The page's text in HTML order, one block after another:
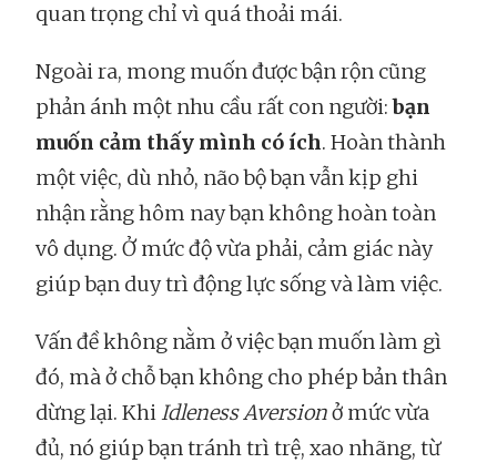
quan trọng chỉ vì quá thoải mái.
Ngoài ra, mong muốn được bận rộn cũng
phản ánh một nhu cầu rất con người:bạn
muốn cảm thấy mình có ích. Hoàn thành
một việc, dù nhỏ, não bộ bạn vẫn kịp ghi
nhận rằng hôm nay bạn không hoàn toàn
vô dụng. Ở mức độ vừa phải, cảm giác này
giúp bạn duy trì động lực sống và làm việc.
Vấn đề không nằm ở việc bạn muốn làm gì
đó, mà ở chỗ bạn không cho phép bản thân
dừng lại. KhiIdleness Aversionở mức vừa
đủ, nó giúp bạn tránh trì trệ, xao nhãng, từ